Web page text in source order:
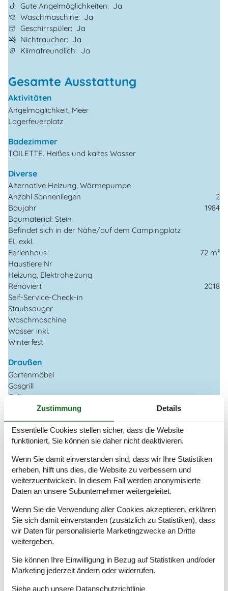
Gute Angelmöglichkeiten
Ja
Waschmaschine
Ja
Geschirrspüler
Ja
Nichtraucher
Ja
Klimafreundlich
Ja
Gesamte Ausstattung
Aktivitäten
Angelmöglichkeit, Meer
Lagerfeuerplatz
Badezimmer
TOILETTE. Heißes und kaltes Wasser
Diverse
Alternative Heizung, Wärmepumpe
Anzahl Sonnenliegen
2
Baujahr
1984
Baumaterial: Stein
Befindet sich in der Nähe/auf dem Campingplatz
EL exkl.
Ferienhaus
72 m²
Haustiere Nr
Heizung, Elektroheizung
Renoviert
2018
Self-Service-Check-in
Staubsauger
Waschmaschine
Wasser inkl.
Winterfest
Draußen
Gartenmöbel
Gasgrill
Grill
Kostenloser Parkplatz auf dem Gelände
Landschaftsgarten
Privater Garten
Kaminofen
Rauchmelder
Elektrogeräte
1 DVD
1 Fernseher
Apple TV
Internet (drahtlos)
In der Nähe
Zustimmung Details
Essentielle Cookies stellen sicher, dass die Website
funktioniert, Sie können sie daher nicht deaktivieren.
Wenn Sie damit einverstanden sind, dass wir Ihre Statistiken
erheben, hilft uns dies, die Website zu verbessern und
weiterzuentwickeln. In diesem Fall werden anonymisierte
Daten an unsere Subunternehmer weitergeleitet.
Wenn Sie die Verwendung aller Cookies akzeptieren, erklären
Sie sich damit einverstanden (zusätzlich zu Statistiken), dass
wir Daten für personalisierte Marketingzwecke an Dritte
weitergeben.
Sie können Ihre Einwilligung in Bezug auf Statistiken und/oder
Marketing jederzeit ändern oder widerrufen.
Siehe auch unsere Datanschutzrichtlinie